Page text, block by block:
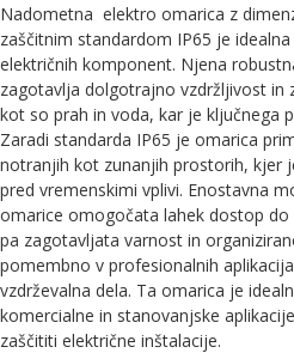
Nadometna elektro omarica z
zaščitnim standardom IP65 je
električnih komponent. Njena
zagotavlja dolgotrajno vzdržljivost in
kot so prah in voda, kar je ključnega
Zaradi standarda IP65 je omarica
notranjih kot zunanjih prostorih, kjer
pred vremenskimi vplivi. Enostavna
omarice omogočata lahek dostop
pa zagotavljata varnost in
pomembno v profesionalnih
vzdrževalna dela. Ta omarica je
komercialne in stanovanjske
zaščititi električne inštalacije.